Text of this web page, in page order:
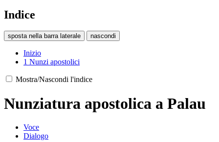
Indice
sposta nella barra laterale nascondi
Inizio
1 Nunzi apostolici
Mostra/Nascondi l'indice
Nunziatura apostolica a Palau
Voce
Dialogo